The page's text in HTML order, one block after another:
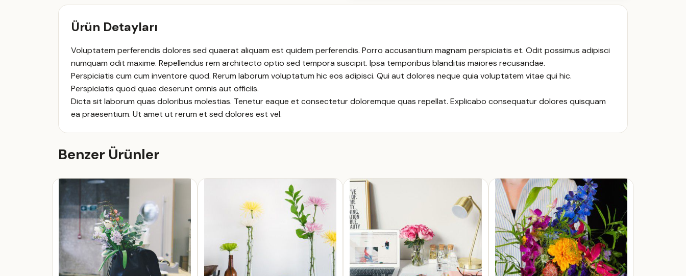
Ürün Detayları
Voluptatem perferendis dolores sed quaerat aliquam est quidem perferendis. Porro accusantium magnam perspiciatis et. Odit possimus adipisci
numquam odit maxime. Repellendus rem architecto optio sed tempora suscipit. Ipsa temporibus blanditiis maiores recusandae.
Perspiciatis cum cum inventore quod. Rerum laborum voluptatum hic eos adipisci. Qui aut dolores neque quia voluptatem vitae qui hic.
Perspiciatis quod quae deserunt omnis aut officiis.
Dicta sit laborum quas doloribus molestias. Tenetur eaque et consectetur doloremque quas repellat. Explicabo consequatur dolores quisquam
ea praesentium. Ut amet ut rerum et sed dolores est vel.
Benzer Ürünler